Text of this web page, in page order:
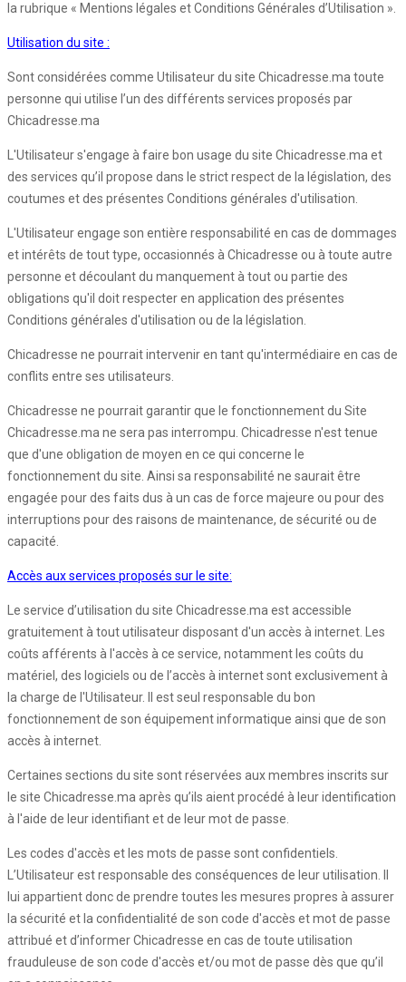
la rubrique « Mentions légales et Conditions Générales d’Utilisation ».
Utilisation du site :
Sont considérées comme Utilisateur du site Chicadresse.ma toute
personne qui utilise l’un des différents services proposés par
Chicadresse.ma
L'Utilisateur s'engage à faire bon usage du site Chicadresse.ma et
des services qu’il propose dans le strict respect de la législation, des
coutumes et des présentes Conditions générales d'utilisation.
L'Utilisateur engage son entière responsabilité en cas de dommages
et intérêts de tout type, occasionnés à Chicadresse ou à toute autre
personne et découlant du manquement à tout ou partie des
obligations qu'il doit respecter en application des présentes
Conditions générales d'utilisation ou de la législation.
Chicadresse ne pourrait intervenir en tant qu'intermédiaire en cas de
conflits entre ses utilisateurs.
Chicadresse ne pourrait garantir que le fonctionnement du Site
Chicadresse.ma ne sera pas interrompu. Chicadresse n'est tenue
que d'une obligation de moyen en ce qui concerne le
fonctionnement du site. Ainsi sa responsabilité ne saurait être
engagée pour des faits dus à un cas de force majeure ou pour des
interruptions pour des raisons de maintenance, de sécurité ou de
capacité.
Accès aux services proposés sur le site:
Le service d’utilisation du site Chicadresse.ma est accessible
gratuitement à tout utilisateur disposant d'un accès à internet. Les
coûts afférents à l'accès à ce service, notamment les coûts du
matériel, des logiciels ou de l’accès à internet sont exclusivement à
la charge de l'Utilisateur. Il est seul responsable du bon
fonctionnement de son équipement informatique ainsi que de son
accès à internet.
Certaines sections du site sont réservées aux membres inscrits sur
le site Chicadresse.ma après qu’ils aient procédé à leur identification
à l'aide de leur identifiant et de leur mot de passe.
Les codes d'accès et les mots de passe sont confidentiels.
L’Utilisateur est responsable des conséquences de leur utilisation. Il
lui appartient donc de prendre toutes les mesures propres à assurer
la sécurité et la confidentialité de son code d'accès et mot de passe
attribué et d’informer Chicadresse en cas de toute utilisation
frauduleuse de son code d'accès et/ou mot de passe dès que qu’il